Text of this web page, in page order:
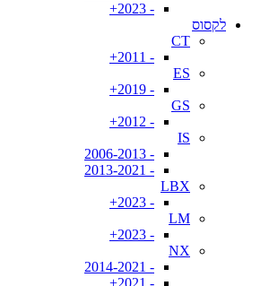
- 2023+
לקסוס
CT
- 2011+
ES
- 2019+
GS
- 2012+
IS
- 2006-2013
- 2013-2021
LBX
- 2023+
LM
- 2023+
NX
- 2014-2021
- 2021+